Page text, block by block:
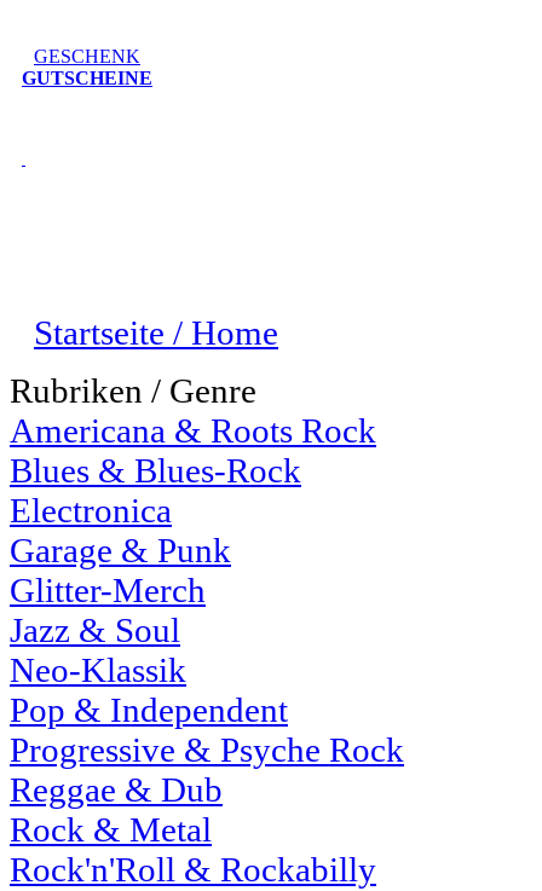
GESCHENK
GUTSCHEINE
Startseite / Home
Rubriken / Genre
Americana & Roots Rock
Blues & Blues-Rock
Electronica
Garage & Punk
Glitter-Merch
Jazz & Soul
Neo-Klassik
Pop & Independent
Progressive & Psyche Rock
Reggae & Dub
Rock & Metal
Rock'n'Roll & Rockabilly